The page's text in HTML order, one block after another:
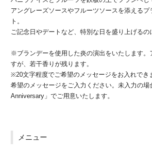
アングレーズソースやフルーツソースを添えるプ
ト。
ご記念日やデートなど、特別な日を盛り上げるの
※ブランデーを使用した炎の演出をいたします。
すが、若干香りが残ります。
※20文字程度でご希望のメッセージをお入れでき
希望のメッセージをご入力ください。未入力の場
Anniversary」でご用意いたします。
メニュー